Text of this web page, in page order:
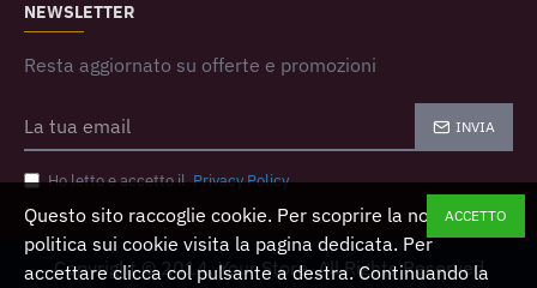
NEWSLETTER
Resta aggiornato su offerte e promozioni
INVIA
Ho letto e accetto ilPrivacy Policy
Copyright © 2014, Your Store, All Rights Reserved
ACCETTO
Questo sito raccoglie cookie. Per scoprire la nostra
politica sui cookie visita la pagina dedicata. Per
accettare clicca col pulsante a destra. Continuando la